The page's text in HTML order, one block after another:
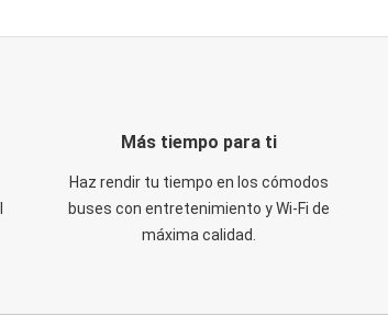
Más tiempo para ti
Haz rendir tu tiempo en los cómodos
buses con entretenimiento y Wi-Fi de
máxima calidad.